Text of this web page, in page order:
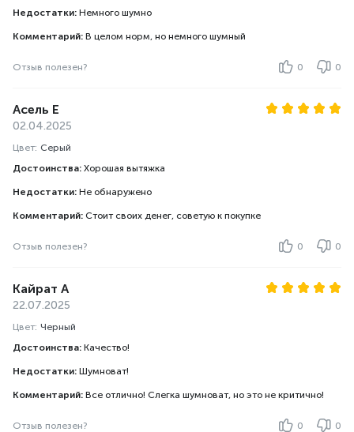
Недостатки: Немного шумно
Комментарий: В целом норм, но немного шумный
Отзыв полезен? 0 0
Асель Е
02.04.2025
Цвет: Серый
Достоинства: Хорошая вытяжка
Недостатки: Не обнаружено
Комментарий: Стоит своих денег, советую к покупке
Отзыв полезен? 0 0
Кайрат А
22.07.2025
Цвет: Черный
Достоинства: Качество!
Недостатки: Шумноват!
Комментарий: Все отлично! Слегка шумноват, но это не критично!
Отзыв полезен? 0 0